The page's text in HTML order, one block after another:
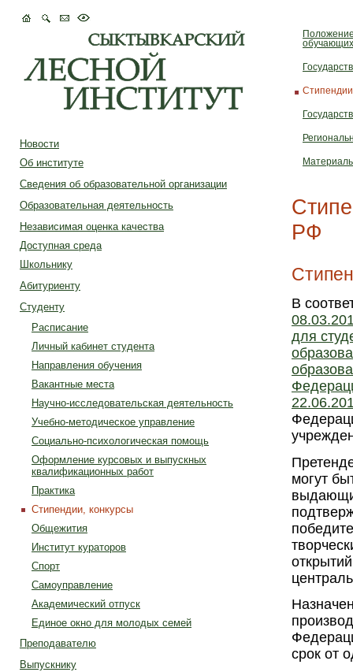
Новости
Об институте
Сведения об образовательной организации
Образовательная деятельность
Независимая оценка качества
Доступная среда
Школьнику
Абитуриенту
Студенту
Расписание
Личный кабинет студента
Направления обучения
Вакантные места
Научно-исследовательская деятельность
Учебно-методическое управление
Социально-психологическая помощь
Оформление курсовых и выпускных
квалификационных работ
Практика
Стипендии, конкурсы
Общежития
Институт кураторов
Спорт
Самоуправление
Академический отпуск
Единое окно для молодых семей
Преподавателю
Выпускнику
РФ
В
для
могут
срок от